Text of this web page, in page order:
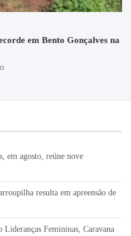
em Bento Gonçalves na
em agosto, reúne nove
resulta em apreensão de
Lideranças Femininas, Caravana